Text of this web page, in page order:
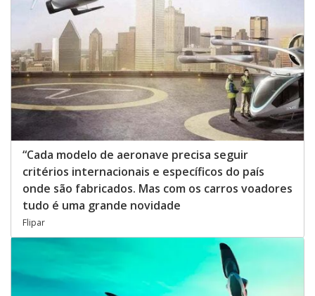
“Cada modelo de aeronave precisa seguir
critérios internacionais e específicos do país
onde são fabricados. Mas com os carros voadores
tudo é uma grande novidade
Flipar